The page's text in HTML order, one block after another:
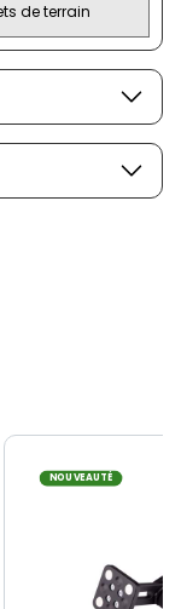
de terrain
NOUVEAUTÉ